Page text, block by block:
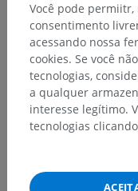
Você pode
consentimento
acessando nossa
cookies. Se você
tecnologias,
a qualquer
interesse legítimo.
tecnologias